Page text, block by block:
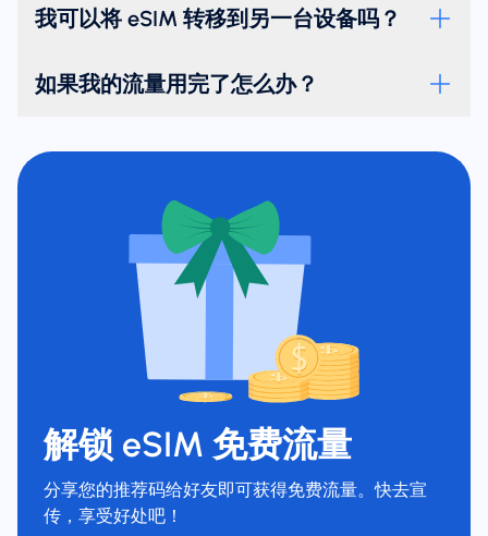
我可以将 eSIM 转移到另一台设备吗？
如果我的流量用完了怎么办？
解锁 eSIM 免费流量
分享您的推荐码给好友即可获得免费流量。快去宣
传，享受好处吧！